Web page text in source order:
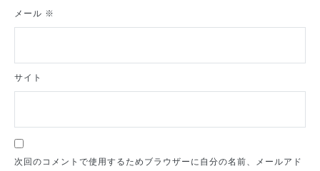
メール ※
サイト
次回のコメントで使用するためブラウザーに自分の名前、メールアド